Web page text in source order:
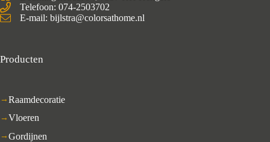
Telefoon: 074-2503702
E-mail: bijlstra@colorsathome.nl
Producten
Raamdecoratie
Vloeren
Gordijnen